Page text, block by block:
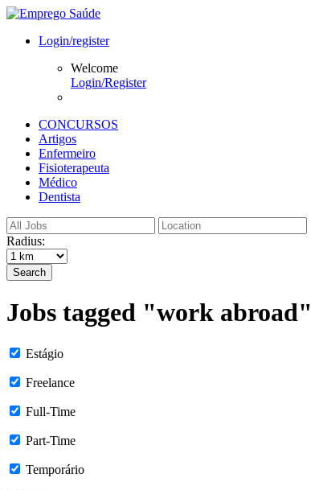
Login/register
Welcome
Login/Register
CONCURSOS
Artigos
Enfermeiro
Fisioterapeuta
Médico
Dentista
Radius:
Search
Jobs tagged "work abroad"
Estágio
Freelance
Full-Time
Part-Time
Temporário